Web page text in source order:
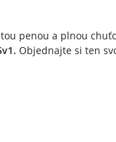
penou a plnou
Objednajte si ten